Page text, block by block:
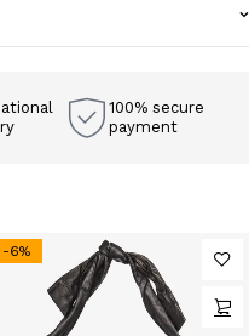
100% secure
payment
-6%